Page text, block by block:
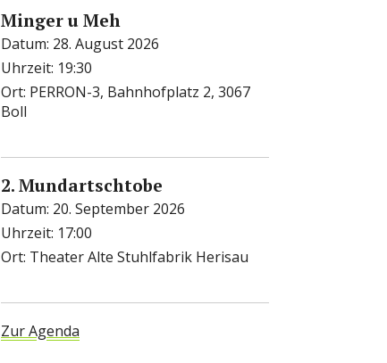
Minger u Meh
Datum: 28. August 2026
Uhrzeit: 19:30
Ort: PERRON-3, Bahnhofplatz 2, 3067
Boll
2. Mundartschtobe
Datum: 20. September 2026
Uhrzeit: 17:00
Ort: Theater Alte Stuhlfabrik Herisau
Zur Agenda